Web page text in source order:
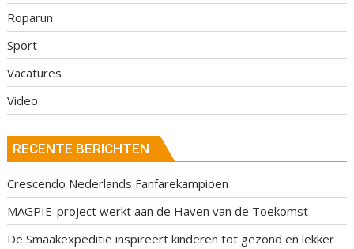
Roparun
Sport
Vacatures
Video
RECENTE BERICHTEN
Crescendo Nederlands Fanfarekampioen
MAGPIE-project werkt aan de Haven van de Toekomst
De Smaakexpeditie inspireert kinderen tot gezond en lekker